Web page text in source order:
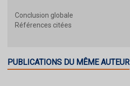
Conclusion globale
Références citées
PUBLICATIONS DU MÊME AUTEUR